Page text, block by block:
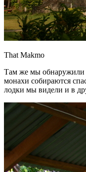
That Makmo
Там же мы обнаружили
монахи собираются
лодки мы видели и в